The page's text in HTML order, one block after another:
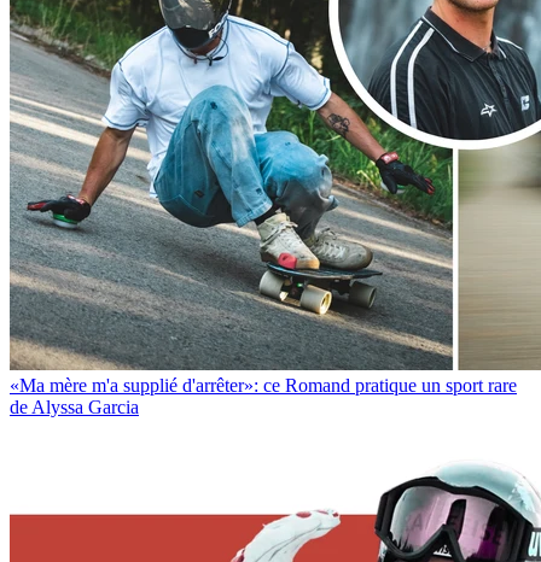
«Ma mère m'a supplié d'arrêter»: ce Romand pratique un sport rare
de Alyssa Garcia